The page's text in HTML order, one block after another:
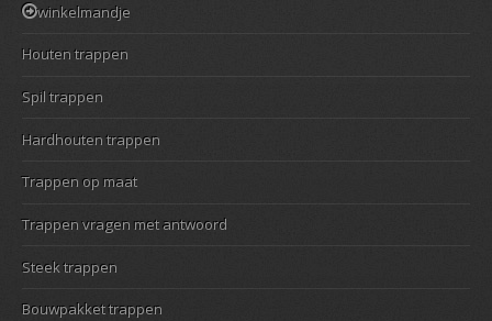
winkelmandje
Houten trappen
Spil trappen
Hardhouten trappen
Trappen op maat
Trappen vragen met antwoord
Steek trappen
Bouwpakket trappen